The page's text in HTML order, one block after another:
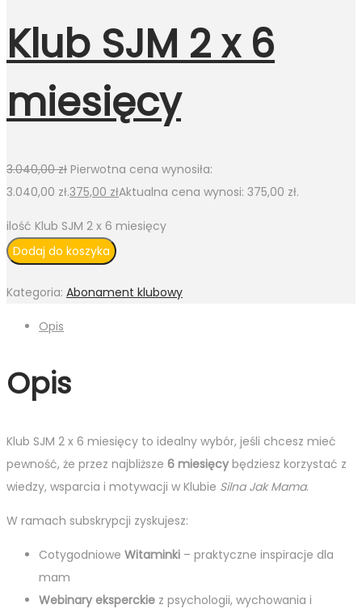
Klub SJM 2 x 6
miesięcy
3.040,00zł Pierwotna cena wynosiła:
3.040,00 zł.375,00 złAktualna cena wynosi: 375,00 zł.
ilość Klub SJM 2 x 6 miesięcy
Dodaj do koszyka
Kategoria: Abonament klubowy
Opis
Opis
Klub SJM 2 x 6 miesięcy to idealny wybór, jeśli chcesz mieć
pewność, że przez najbliższe 6 miesięcy będziesz korzystać z
wiedzy, wsparcia i motywacji w Klubie Silna Jak Mama.
W ramach subskrypcji zyskujesz:
Cotygodniowe Witaminki – praktyczne inspiracje dla
mam
Webinary eksperckie z psychologii, wychowania i